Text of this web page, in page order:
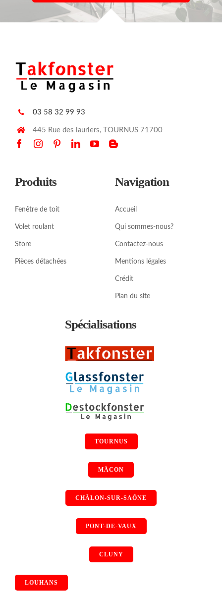
03 58 32 99 93
445 Rue des lauriers, TOURNUS 71700
Produits
Fenêtre de toit
Volet roulant
Store
Pièces détachées
Navigation
Accueil
Qui sommes-nous?
Contactez-nous
Mentions légales
Crédit
Plan du site
Spécialisations
TOURNUS
MÂCON
CHÂLON-SUR-SAÔNE
PONT-DE-VAUX
CLUNY
LOUHANS